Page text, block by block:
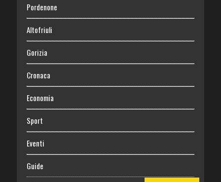
Pordenone
Altofriuli
Gorizia
Cronaca
Economia
Sport
Eventi
Guide